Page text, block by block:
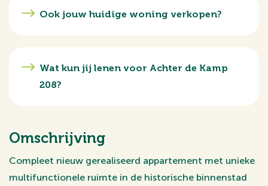
Ook jouw huidige woning verkopen?
Wat kun jij lenen voor Achter de Kamp
208?
Omschrijving
Compleet nieuw gerealiseerd appartement met unieke
multifunctionele ruimte in de historische binnenstad